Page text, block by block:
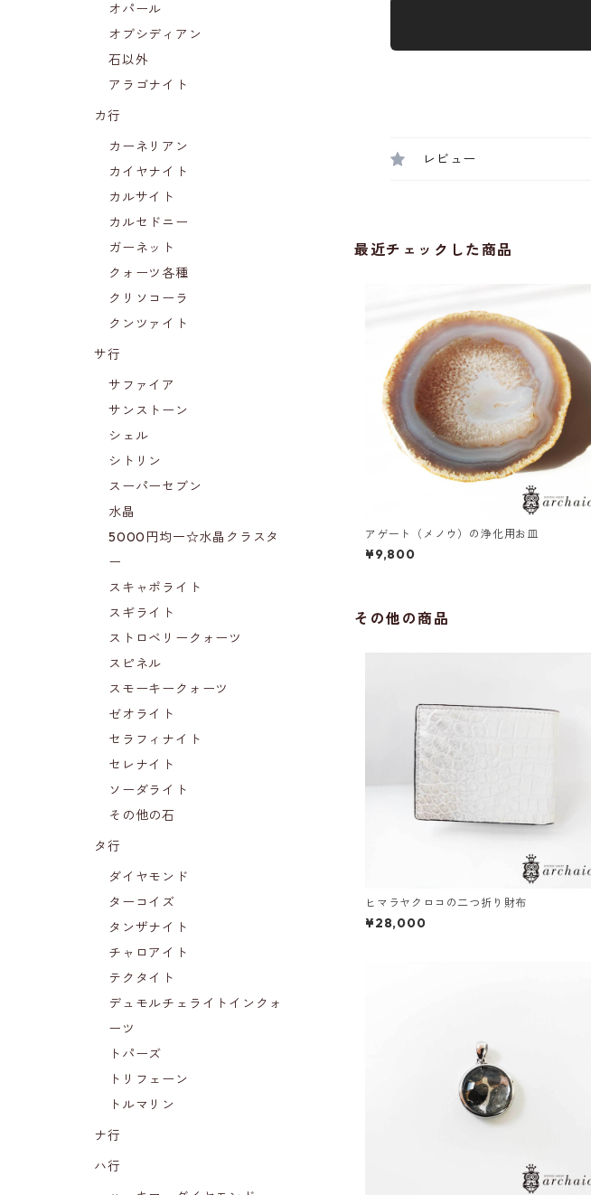
レビュー
最近チェックした商品
アゲート（メノウ）の浄化用お皿
¥9,800
その他の商品
ヒマラヤクロコの二つ折り財布
¥28,000
オパール
オブシディアン
石以外
アラゴナイト
カ行
カーネリアン
カイヤナイト
カルサイト
カルセドニー
ガーネット
クォーツ各種
クリソコーラ
クンツァイト
サ行
サファイア
サンストーン
シェル
シトリン
スーパーセブン
水晶
5000円均一☆水晶クラスタ
ー
スキャポライト
スギライト
ストロベリークォーツ
スピネル
スモーキークォーツ
ゼオライト
セラフィナイト
セレナイト
ソーダライト
その他の石
タ行
ダイヤモンド
ターコイズ
タンザナイト
チャロアイト
テクタイト
デュモルチェライトインクォ
ーツ
トパーズ
トリフェーン
トルマリン
ナ行
ハ行